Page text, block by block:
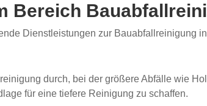
Bereich
Dienstleistungen zur Bauabfallreinigung
durch, bei der größere Abfälle wie
für eine tiefere Reinigung zu schaffen.